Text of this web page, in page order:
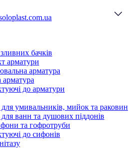
бачків
арматури
арматура
до арматури
умивальників, мийок та раковин
ванн та душових піддонів
та гофротруби
до сифонів